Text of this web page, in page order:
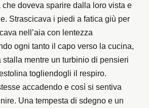
doveva sparire dalla loro vista e
Strascicava i piedi a fatica giù per
nell’aia con lentezza
ogni tanto il capo verso la cucina,
stalla mentre un turbinio di pensieri
togliendogli il respiro.
accadendo e così si sentiva
Una tempesta di sdegno e un